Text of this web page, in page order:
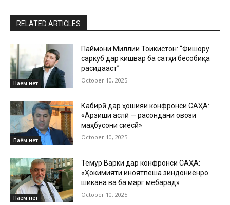
RELATED ARTICLES
Паём нет
Паймони Миллии Тоҷикистон: “Фишору
саркӯб дар кишвар ба сатҳи бесобиқа
расидааст”
October 10, 2025
Паём нет
Кабирӣ дар ҳошияи конфронси САҲА:
«Арзиши аслӣ — расондани овози
маҳбусони сиёсӣ»
October 10, 2025
Паём нет
Темур Варки дар конфронси САҲА:
«Ҳокимияти ҷиноятпеша зиндониёнро
шиканҷа ва ба марг мебарад»
October 10, 2025